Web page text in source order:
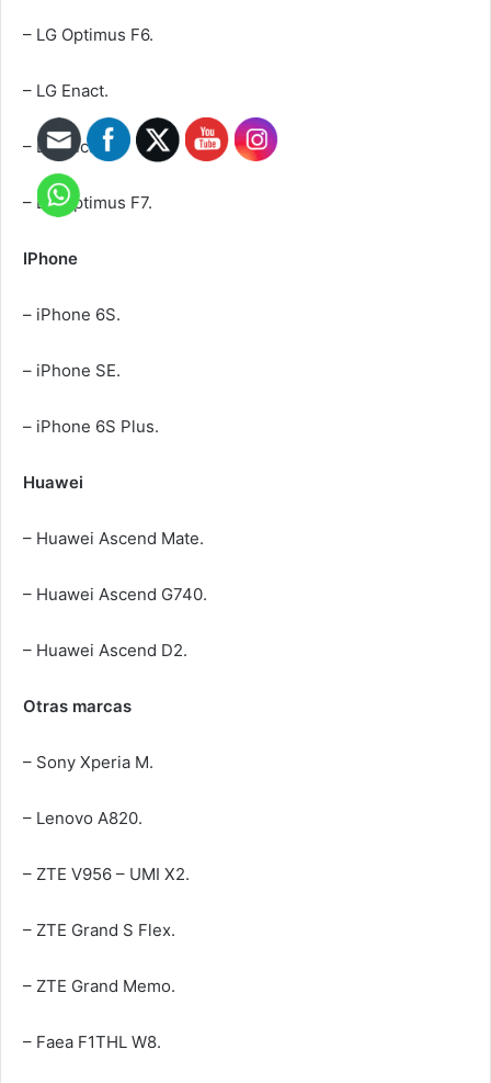
– LG Optimus F6.
– LG Enact.
– LG Lucid 2.
– LG Optimus F7.
IPhone
– iPhone 6S.
– iPhone SE.
– iPhone 6S Plus.
Huawei
– Huawei Ascend Mate.
– Huawei Ascend G740.
– Huawei Ascend D2.
Otras marcas
– Sony Xperia M.
– Lenovo A820.
– ZTE V956 – UMI X2.
– ZTE Grand S Flex.
– ZTE Grand Memo.
– Faea F1THL W8.